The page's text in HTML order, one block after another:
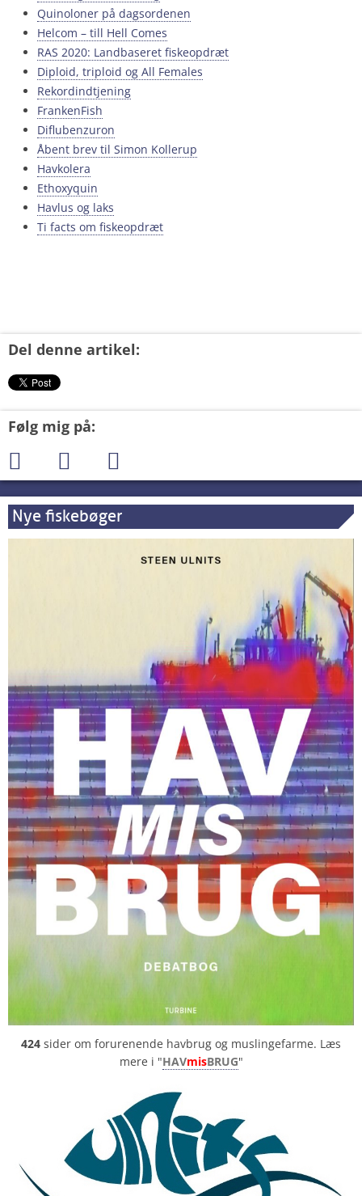
Quinoloner på dagsordenen
Helcom – till Hell Comes
RAS 2020: Landbaseret fiskeopdræt
Diploid, triploid og All Females
Rekordindtjening
FrankenFish
Diflubenzuron
Åbent brev til Simon Kollerup
Havkolera
Ethoxyquin
Havlus og laks
Ti facts om fiskeopdræt
Del denne artikel:
Følg mig på:
Nye fiskebøger
424 sider om forurenende havbrug og muslingefarme. Læs
mere i "HAVmisBRUG"